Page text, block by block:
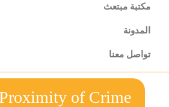
مكتبة مبتعث
المدونة
تواصل معنا
of Crime